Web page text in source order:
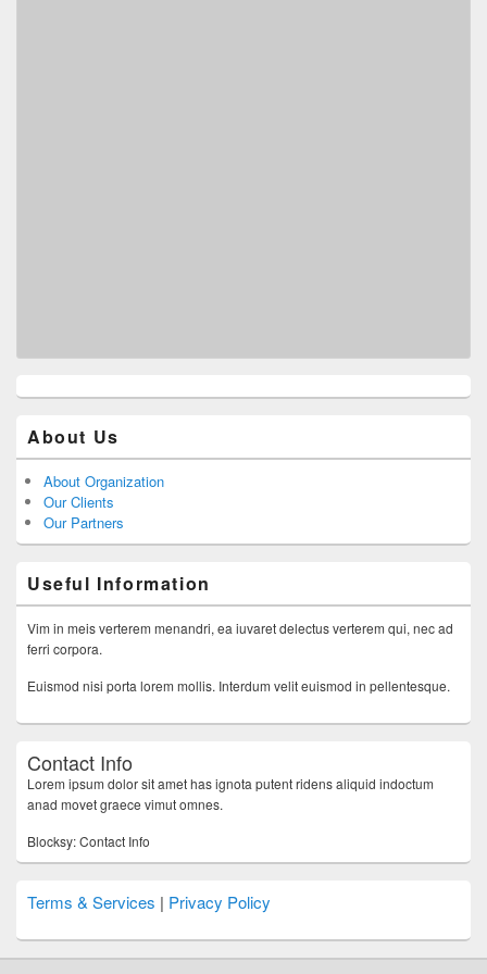
About Us
About Organization
Our Clients
Our Partners
Useful Information
Vim in meis verterem menandri, ea iuvaret delectus verterem qui, nec ad
ferri corpora.
Euismod nisi porta lorem mollis. Interdum velit euismod in pellentesque.
Contact Info
Lorem ipsum dolor sit amet has ignota putent ridens aliquid indoctum
anad movet graece vimut omnes.
Blocksy: Contact Info
Terms & Services | Privacy Policy